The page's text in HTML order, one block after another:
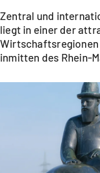
Zentral und
liegt in einer der
Wirtschaftsregionen
inmitten des Rhein-